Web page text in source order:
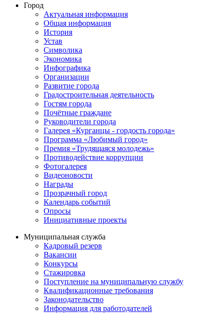
Город
Актуальная информация
Общая информация
История
Устав
Символика
Экономика
Инфографика
Организации
Развитие города
Градостроительная деятельность
Гостям города
Почётные граждане
Руководители города
Галерея «Курганцы - гордость города»
Программа «Любимый город»
Премия «Трудящаяся молодежь»
Противодействие коррупции
Фотогалерея
Видеоновости
Награды
Прозрачный город
Календарь событий
Опросы
Инициативные проекты
Муниципальная служба
Кадровый резерв
Вакансии
Конкурсы
Стажировка
Поступление на муниципальную службу
Квалификационные требования
Законодательство
Информация для работодателей